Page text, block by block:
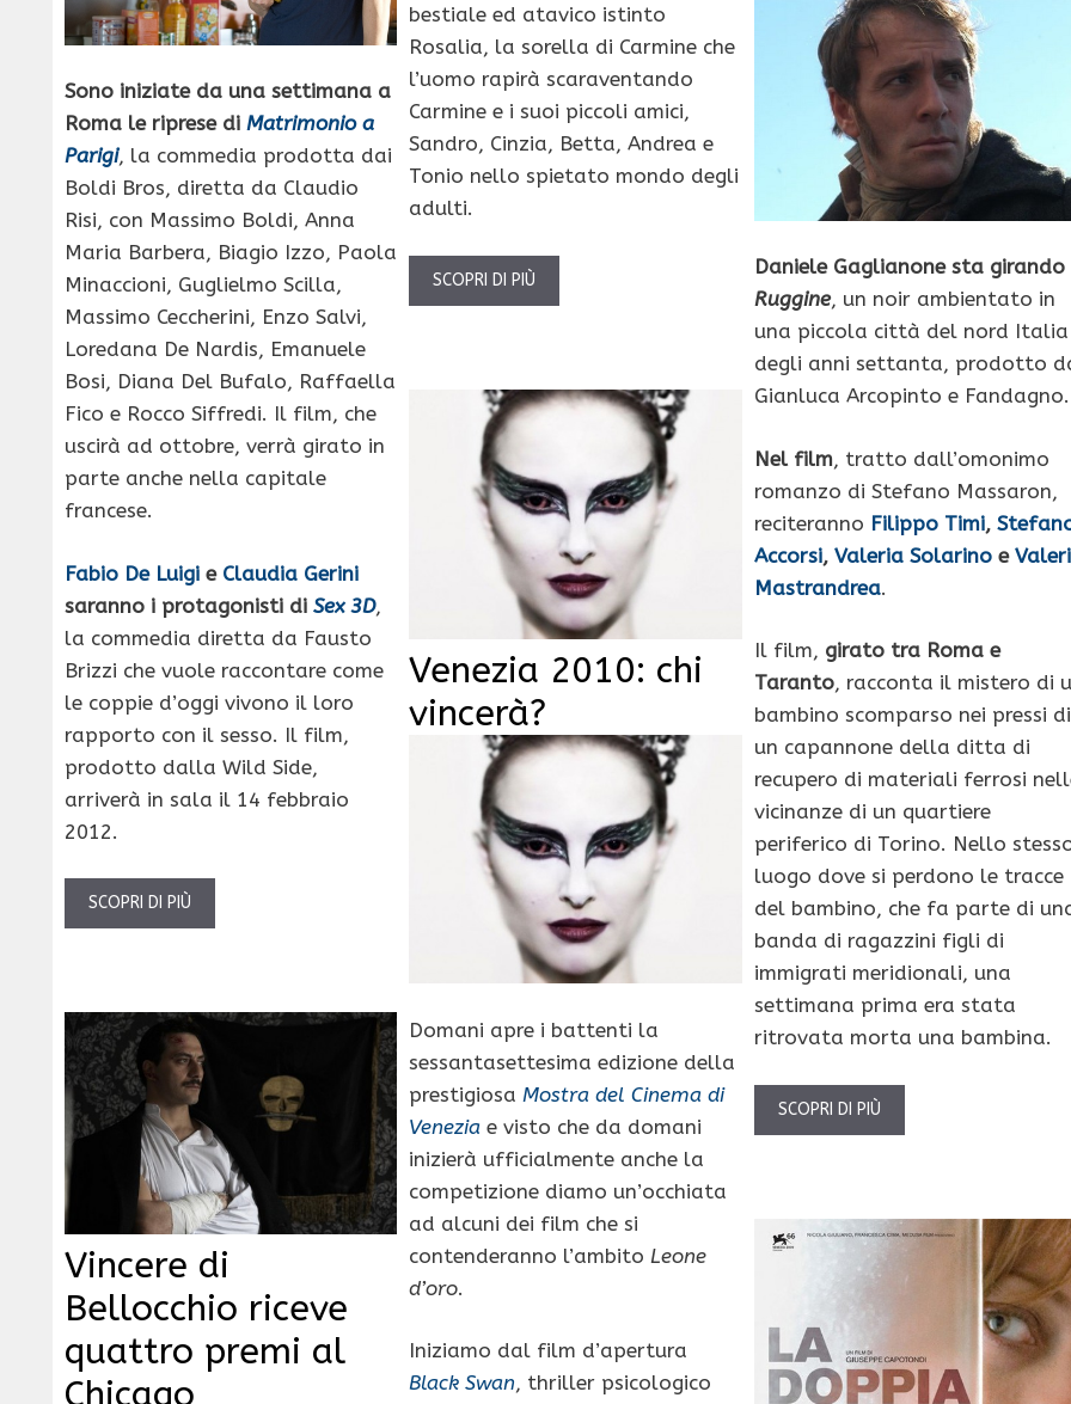
bestiale ed atavico istinto
Rosalia, la sorella di Carmine che
l’uomo rapirà scaraventando
Carmine e i suoi piccoli amici,
Sandro, Cinzia, Betta, Andrea e
Tonio nello spietato mondo degli
adulti.
SCOPRI DI PIÙ
Sono iniziate da una settimana a
Roma le riprese di Matrimonio a
Parigi, la commedia prodotta dai
Boldi Bros, diretta da Claudio
Risi, con Massimo Boldi, Anna
Maria Barbera, Biagio Izzo, Paola
Minaccioni, Guglielmo Scilla,
Massimo Ceccherini, Enzo Salvi,
Loredana De Nardis, Emanuele
Bosi, Diana Del Bufalo, Raffaella
Fico e Rocco Siffredi. Il film, che
uscirà ad ottobre, verrà girato in
parte anche nella capitale
francese.
Fabio De Luigi e Claudia Gerini
saranno i protagonisti di Sex 3D,
la commedia diretta da Fausto
Brizzi che vuole raccontare come
le coppie d’oggi vivono il loro
rapporto con il sesso. Il film,
prodotto dalla Wild Side,
arriverà in sala il 14 febbraio
2012.
SCOPRI DI PIÙ
Daniele Gaglianone sta girando
Ruggine, un noir ambientato in
una piccola città del nord Italia
degli anni settanta, prodotto
Gianluca Arcopinto e Fandagno.
Nel film, tratto dall’omonimo
romanzo di Stefano Massaron,
reciteranno Filippo Timi,
Accorsi, Valeria Solarinoe
Mastrandrea.
Il film, girato tra Roma e
Taranto, racconta il mistero di
bambino scomparso nei pressi di
un capannone della ditta di
recupero di materiali ferrosi
vicinanze di un quartiere
periferico di Torino. Nello
luogo dove si perdono le tracce
del bambino, che fa parte di
banda di ragazzini figli di
immigrati meridionali, una
settimana prima era stata
ritrovata morta una bambina.
SCOPRI DI PIÙ
Venezia 2010: chi
vincerà?
Domani apre i battenti la
sessantasettesima edizione della
prestigiosa Mostra del Cinema di
Venezia e visto che da domani
inizierà ufficialmente anche la
competizione diamo un’occhiata
ad alcuni dei film che si
contenderanno l’ambito Leone
d’oro.
Iniziamo dal film d’apertura
Black Swan, thriller psicologico
Vincere di
Bellocchio riceve
quattro premi al
Chicago